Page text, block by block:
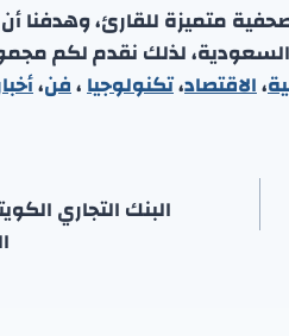
متميزة للقارئ، وهدفنا أن
لذلك نقدم لكم
،الاقتصاد،تكنولوجيا،فن،
البنك التجاري